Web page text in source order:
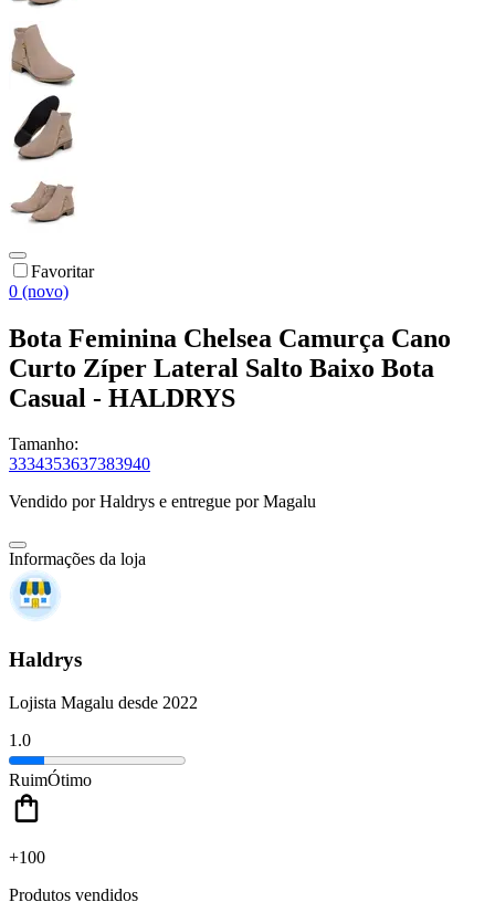
Favoritar
0 (novo)
Bota Feminina Chelsea Camurça Cano
Curto Zíper Lateral Salto Baixo Bota
Casual - HALDRYS
Tamanho:
3334353637383940
Vendido porHaldrys e entregue por Magalu
Informações da loja
Haldrys
Lojista Magalu desde 2022
1.0
RuimÓtimo
+100
Produtos vendidos